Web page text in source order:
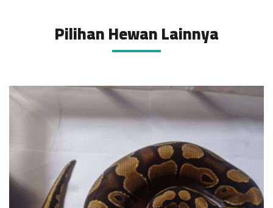
Pilihan Hewan Lainnya